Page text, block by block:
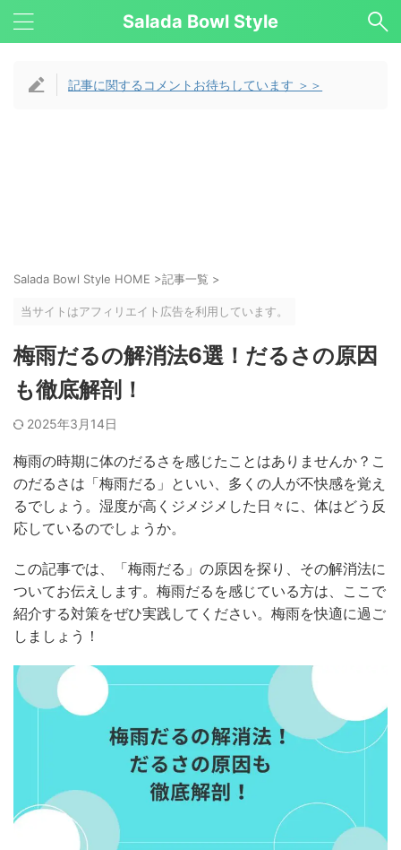
Salada Bowl Style
記事に関するコメントお待ちしています ＞＞
Salada Bowl Style HOME >記事一覧 >
当サイトはアフィリエイト広告を利用しています。
梅雨だるの解消法6選！だるさの原因
も徹底解剖！
2025年3月14日
梅雨の時期に体のだるさを感じたことはありませんか？こ
のだるさは「梅雨だる」といい、多くの人が不快感を覚え
るでしょう。湿度が高くジメジメした日々に、体はどう反
応しているのでしょうか。
この記事では、「梅雨だる」の原因を探り、その解消法に
ついてお伝えします。梅雨だるを感じている方は、ここで
紹介する対策をぜひ実践してください。梅雨を快適に過ご
しましょう！